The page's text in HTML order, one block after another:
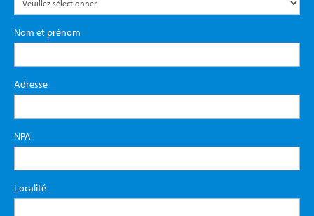
Nom et prénom
Adresse
NPA
Localité